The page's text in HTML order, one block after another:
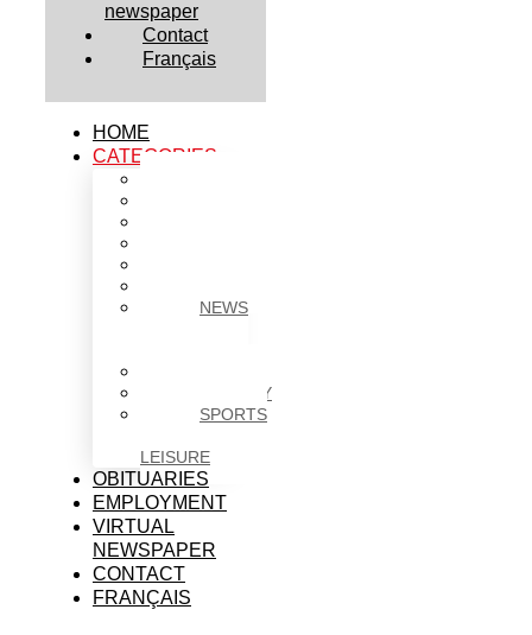
newspaper
Contact
Français
HOME
CATEGORIES
NEWS
SOCIETY
SPORTS
LEISURE
OBITUARIES
EMPLOYMENT
VIRTUAL
NEWSPAPER
CONTACT
FRANÇAIS